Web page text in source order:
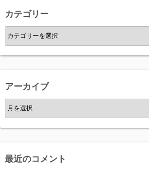
カテゴリー
カ
テ
ゴ
ー
アーカイブ
ア
ー
カ
ブ
最近のコメント